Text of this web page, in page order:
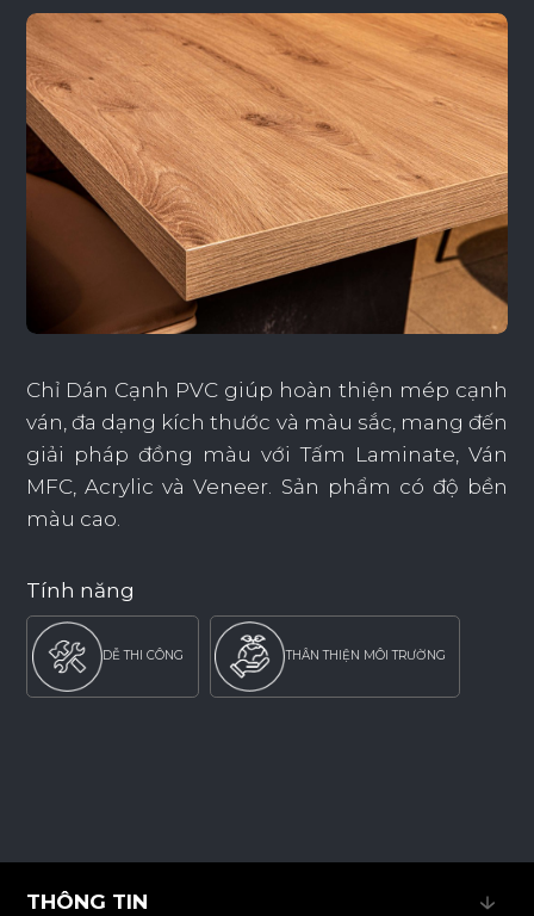
Chỉ Dán Cạnh PVC giúp hoàn thiện mép cạnh
ván, đa dạng kích thước và màu sắc, mang đến
giải pháp đồng màu với Tấm Laminate, Ván
MFC, Acrylic và Veneer. Sản phẩm có độ bền
màu cao.
Tính năng
DỄ THI CÔNG THÂN THIỆN MÔI TRƯỜNG
THÔNG TIN